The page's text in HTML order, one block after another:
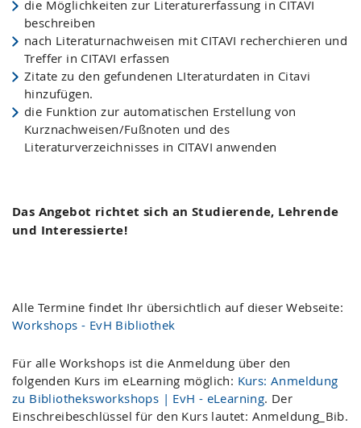
die Möglichkeiten zur Literaturerfassung in CITAVI
beschreiben
nach Literaturnachweisen mit CITAVI recherchieren und
Treffer in CITAVI erfassen
Zitate zu den gefundenen LIteraturdaten in Citavi
hinzufügen.
die Funktion zur automatischen Erstellung von
Kurznachweisen/Fußnoten und des
Literaturverzeichnisses in CITAVI anwenden
Das Angebot richtet sich an Studierende, Lehrende
und Interessierte!
Alle Termine findet Ihr übersichtlich auf dieser Webseite:
Workshops - EvH Bibliothek
Für alle Workshops ist die Anmeldung über den
folgenden Kurs im eLearning möglich: Kurs: Anmeldung
zu Bibliotheksworkshops | EvH - eLearning. Der
Einschreibeschlüssel für den Kurs lautet: Anmeldung_Bib.